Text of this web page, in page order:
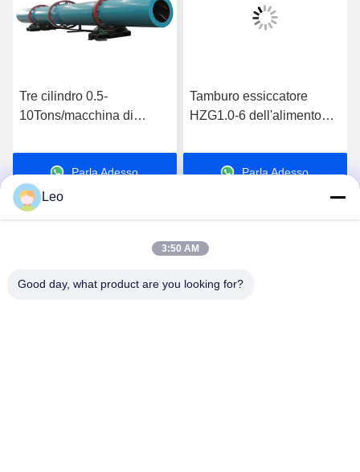
Tre cilindro 0.5-
10Tons/macchina di
grande
Parla Adesso.
Tamburo essiccatore
HZG1.0-6 dell'alimento
industriale di SUS304 2-
7r/min
Parla Adesso.
Jiangsu Shengman Drying Equipment
Leo
3:50 AM
Good day, what product are you looking for?